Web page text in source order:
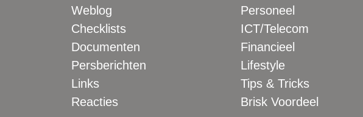
Weblog
Checklists
Documenten
Persberichten
Links
Reacties
Personeel
ICT/Telecom
Financieel
Lifestyle
Tips & Tricks
Brisk Voordeel